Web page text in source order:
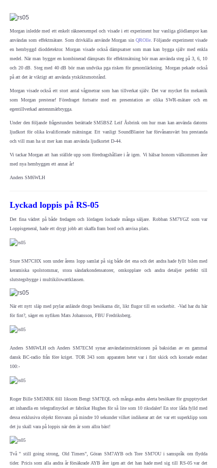
IARU
IARU dokument
Elsäkerhetsverket
NRAU
Föreningar
Nyheter
ESR-Nyheterna
DX-bulletin från ARRL
Bulletiner från ARRL
Nyheter utifrån
Vågutbredningsprognoser
MEDLEM
Historiska avdelningen
WS Set No 19
Morgan inledde med ett enkelt räkneexempel och visade i ett experiment hur vanliga glödlampor kan
användas som effektmätare. Som drivkälla använde Morgan sin QROlle. Följande experiment visade
en hembyggd dioddetektor. Morgan visade också dämpsatser som man kan bygga själv med enkla
medel. När man bygger en kombinerad dämpsats för effektmätning bör man använda steg på 3, 6, 10
och 20 dB. Steg med 40 dB bör man undvika pga risken för genomläckning. Morgan pekade också
på att det är viktigt att använda ytskiktsmotstånd.
Morgan visade också ett stort antal vågmetrar som han tillverkat själv. Det var mycket fin mekanik
som Morgan presterar! Föredraget fortsatte med en presentation av olika SWR-mätare och en
egentillverkad antennmätbrygga.
Under den följande frågestunden berättade SM5BSZ Leif Åsbrink om hur man kan använda datorns
ljudkort för olika kvalificerade mätningar. Ett vanligt SoundBlaster har förvånansvärt bra prestanda
och vill man ha ut mer kan man använda ljudkortet D-44.
Vi tackar Morgan att han ställde upp som föredragshållare i år igen. Vi hälsar honom välkommen åter
med nya hembyggen ett annat år!
Anders SM6WLH
Lyckad loppis på RS-05
Det fina vädret på både fredagen och lördagen lockade många säljare. Robban SM7YGZ som var
Loppisgeneral, hade ett drygt jobb att skaffa fram bord och anvisa plats.
Sture SM7CHX som under årens lopp samlat på sig både det ena och det andra hade fyllt bilen med
keramiska spolstommar, stora sändarkondensatorer, omkopplare och andra detaljer perfekt till
slutstegsbygge i multikilowattklassen.
När ett nytt släp med prylar anlände drogs besökarna dit, likt flugor till en sockerbit. -Vad har du här
för fint?, säger en nyfiken Mats Johansson, FBU Fredriksberg.
Anders SM6WLH och Anders SM7ECM synar användarinstruktionen på baksidan av en gammal
dansk BC-radio från före kriget. TOR 343 som apparaten heter var i fint skick och kostade endast
100:-
Roger Bille SM5NRK föll liksom Bengt SM7EQL och många andra alerta besökare för grupptrycket
att inhandla en telegrafinyckel av fabrikat Hughes för så lite som 10 riksdaler! En stor låda fylld med
dessa exklusiva objekt försvann på mindre 10 sekunder vilket indikerar att det var ett superklipp som
det ju skall vara på loppis när den är som allra bäst!
Två " still going strong, Old Timers", Göran SM7AYB och Tore SM7OU i samspråk om flydda
tider. Pricis som alla andra år försäkrade AYB åter igen att det han hade med sig till RS-05 var det